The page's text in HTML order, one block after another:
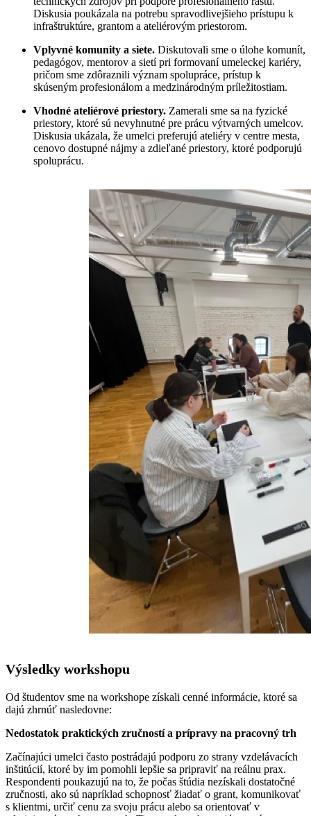
Diskusia poukázala na potrebu spravodlivejšieho prístupu k
infraštruktúre, grantom a ateliérovým priestorom.
Vplyvné komunity a siete. Diskutovali sme o úlohe komunít,
pedagógov, mentorov a sietí pri formovaní umeleckej kariéry,
pričom sme zdôraznili význam spolupráce, prístup k
skúseným profesionálom a medzinárodným príležitostiam.
Vhodné ateliérové priestory. Zamerali sme sa na fyzické
priestory, ktoré sú nevyhnutné pre prácu výtvarných umelcov.
Diskusia ukázala, že umelci preferujú ateliéry v centre mesta,
cenovo dostupné nájmy a zdieľané priestory, ktoré podporujú
spoluprácu.
Výsledky workshopu
Od študentov sme na workshope získali cenné informácie, ktoré sa
dajú zhrnúť nasledovne:
Nedostatok praktických zručností a prípravy na pracovný trh
Začínajúci umelci často postrádajú podporu zo strany vzdelávacích
inštitúcií, ktoré by im pomohli lepšie sa pripraviť na reálnu prax.
Respondenti poukazujú na to, že počas štúdia nezískali dostatočné
zručnosti, ako sú napríklad schopnosť žiadať o grant, komunikovať
s klientmi, určiť cenu za svoju prácu alebo sa orientovať v